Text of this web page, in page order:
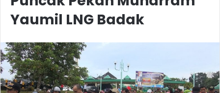
Yaumil LNG Badak